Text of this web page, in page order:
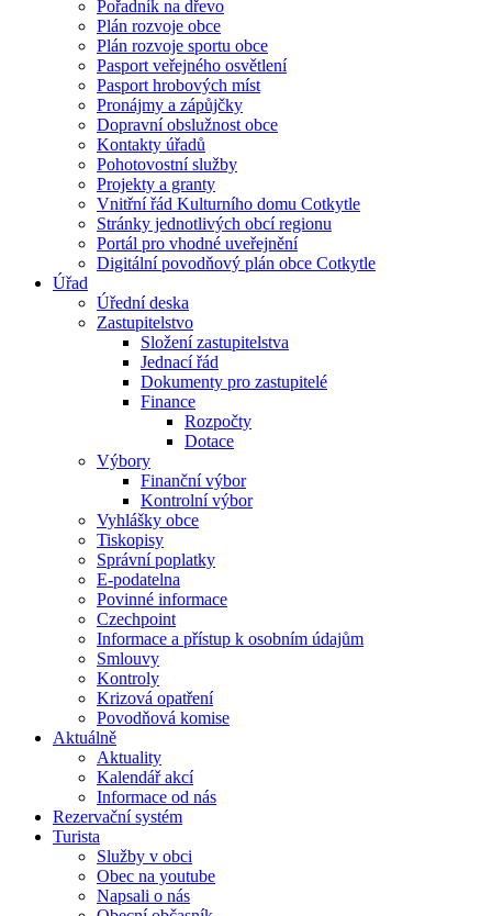
Pořadník na dřevo
Plán rozvoje obce
Plán rozvoje sportu obce
Pasport veřejného osvětlení
Pasport hrobových míst
Pronájmy a zápůjčky
Dopravní obslužnost obce
Kontakty úřadů
Pohotovostní služby
Projekty a granty
Vnitřní řád Kulturního domu Cotkytle
Stránky jednotlivých obcí regionu
Portál pro vhodné uveřejnění
Digitální povodňový plán obce Cotkytle
Úřad
Úřední deska
Zastupitelstvo
Složení zastupitelstva
Jednací řád
Dokumenty pro zastupitelé
Finance
Rozpočty
Dotace
Výbory
Finanční výbor
Kontrolní výbor
Vyhlášky obce
Tiskopisy
Správní poplatky
E-podatelna
Povinné informace
Czechpoint
Informace a přístup k osobním údajům
Smlouvy
Kontroly
Krizová opatření
Povodňová komise
Aktuálně
Aktuality
Kalendář akcí
Informace od nás
Rezervační systém
Turista
Služby v obci
Obec na youtube
Napsali o nás